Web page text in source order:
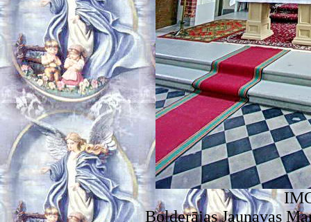
Bolderājas Jaunavas